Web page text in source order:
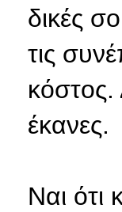
δικές
τις
έκανες.
Ναι ότι